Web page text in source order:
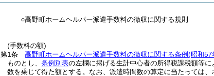
○高野町ホームヘルパー派遣手数料の徴収に関する規則
(手数料の額)
第1条
高野町ホームヘルパー派遣手数料の徴収に関する条例(昭和57
ものとし、 条例別表の左欄に掲げる生計中心者の所得税課税額等
数を乗じて得た額とする。 なお、派遣時間数の算定に当たっては